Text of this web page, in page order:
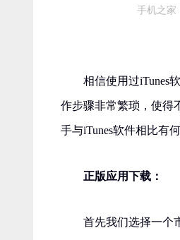
手机之家
相信使用过iTunes
作步骤非常繁琐，使得
手与iTunes软件相比有
正版应用下载：
首先我们选择一个